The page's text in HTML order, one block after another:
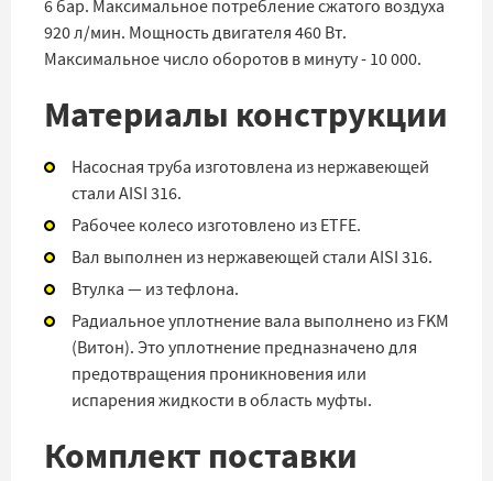
6 бар. Максимальное потребление сжатого воздуха
920 л/мин. Мощность двигателя 460 Вт.
Максимальное число оборотов в минуту - 10 000.
Материалы конструкции
Насосная труба изготовлена из нержавеющей
стали AISI 316.
Рабочее колесо изготовлено из ETFE.
Вал выполнен из нержавеющей стали AISI 316.
Втулка — из тефлона.
Радиальное уплотнение вала выполнено из FKM
(Витон). Это уплотнение предназначено для
предотвращения проникновения или
испарения жидкости в область муфты.
Комплект поставки